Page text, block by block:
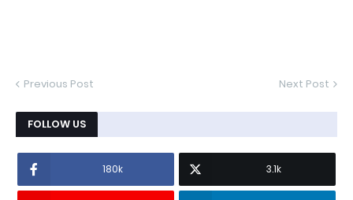
Previous Post Next Post
FOLLOW US
180k 3.1k